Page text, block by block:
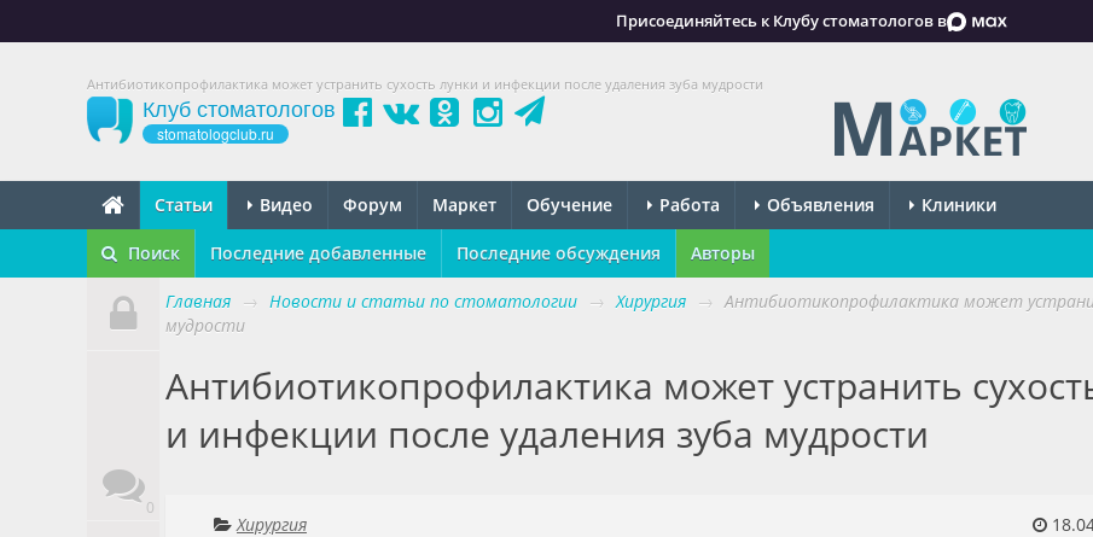
Присоединяйтесь к Клубу стоматологов в
Антибиотикопрофилактика может устранить сухость лунки и инфекции после удаления зуба мудрости
Клуб стоматологов
stomatologclub.ru
Статьи Видео Форум Маркет Обучение Работа Объявления Клиники
Поиск Последние добавленные Последние обсуждения Авторы
0
Главная → Новости и статьи по стоматологии → Хирургия → Антибиотикопрофилактика может
мудрости
Антибиотикопрофилактика может устранить
и инфекции после удаления зуба мудрости
Хирургия